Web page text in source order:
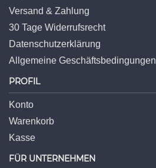
Versand & Zahlung
30 Tage Widerrufsrecht
Datenschutzerklärung
Allgemeine Geschäftsbedingungen
PROFIL
Konto
Warenkorb
Kasse
FÜR UNTERNEHMEN